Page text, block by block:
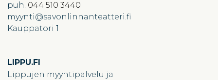
puh. 044 510 3440
myynti
savonlinnanteatteri.fi
Kauppatori 1
LIPPU.FI
Lippujen myyntipalvelu ja